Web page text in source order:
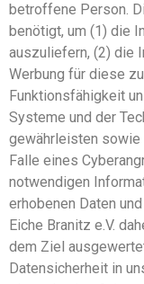
betroffene Person.
benötigt, um (1) die
auszuliefern, (2) die
Werbung für diese
Funktionsfähigkeit
Systeme und der
gewährleisten sowie
Falle eines
notwendigen
erhobenen Daten
Eiche Branitz e.V.
dem Ziel
Datensicherheit in